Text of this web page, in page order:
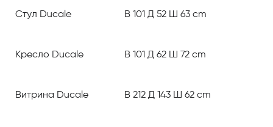
Стул Ducale В 101 Д 52 Ш 63 cm
Кресло Ducale В 101 Д 62 Ш 72 cm
Витрина Ducale В 212 Д 143 Ш 62 cm